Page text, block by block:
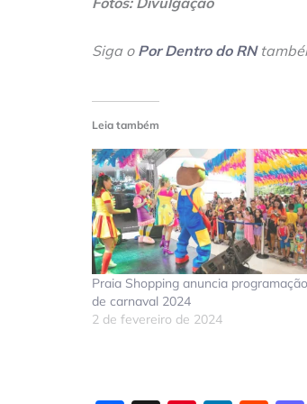
Siga o Por Dentro do RN
Leia também
Praia Shopping anuncia programação
de carnaval 2024
2 de fevereiro de 2024